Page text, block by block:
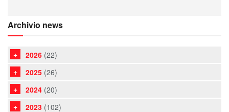
Archivio news
2026 (22)
2025 (26)
2024 (20)
2023 (102)